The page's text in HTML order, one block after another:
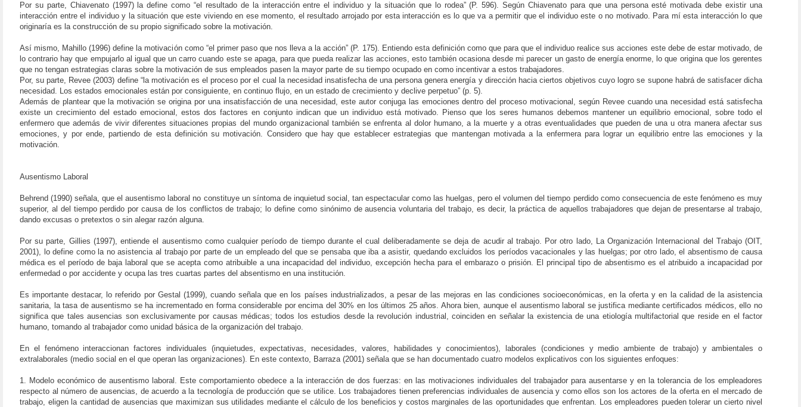
Por su parte, Chiavenato (1997) la define como “el resultado de la interacción entre el individuo y la situación que lo rodea” (P. 596). Según Chiavenato para que una persona esté motivada debe existir una
interacción entre el individuo y la situación que este viviendo en ese momento, el resultado arrojado por esta interacción es lo que va a permitir que el individuo este o no motivado. Para mí esta interacción lo que
originaría es la construcción de su propio significado sobre la motivación.
Así mismo, Mahillo (1996) define la motivación como “el primer paso que nos lleva a la acción” (P. 175). Entiendo esta definición como que para que el individuo realice sus acciones este debe de estar motivado, de
lo contrario hay que empujarlo al igual que un carro cuando este se apaga, para que pueda realizar las acciones, esto también ocasiona desde mi parecer un gasto de energía enorme, lo que origina que los gerentes
que no tengan estrategias claras sobre la motivación de sus empleados pasen la mayor parte de su tiempo ocupado en como incentivar a estos trabajadores.
Por, su parte, Revee (2003) define “la motivación es el proceso por el cual la necesidad insatisfecha de una persona genera energía y dirección hacia ciertos objetivos cuyo logro se supone habrá de satisfacer dicha
necesidad. Los estados emocionales están por consiguiente, en continuo flujo, en un estado de crecimiento y declive perpetuo” (p. 5).
Además de plantear que la motivación se origina por una insatisfacción de una necesidad, este autor conjuga las emociones dentro del proceso motivacional, según Revee cuando una necesidad está satisfecha
existe un crecimiento del estado emocional, estos dos factores en conjunto indican que un individuo está motivado. Pienso que los seres humanos debemos mantener un equilibrio emocional, sobre todo el
enfermero que además de vivir diferentes situaciones propias del mundo organizacional también se enfrenta al dolor humano, a la muerte y a otras eventualidades que pueden de una u otra manera afectar sus
emociones, y por ende, partiendo de esta definición su motivación. Considero que hay que establecer estrategias que mantengan motivada a la enfermera para lograr un equilibrio entre las emociones y la
motivación.
Ausentismo Laboral
Behrend (1990) señala, que el ausentismo laboral no constituye un síntoma de inquietud social, tan espectacular como las huelgas, pero el volumen del tiempo perdido como consecuencia de este fenómeno es muy
superior, al del tiempo perdido por causa de los conflictos de trabajo; lo define como sinónimo de ausencia voluntaria del trabajo, es decir, la práctica de aquellos trabajadores que dejan de presentarse al trabajo,
dando excusas o pretextos o sin alegar razón alguna.
Por su parte, Gillies (1997), entiende el ausentismo como cualquier período de tiempo durante el cual deliberadamente se deja de acudir al trabajo. Por otro lado, La Organización Internacional del Trabajo (OIT,
2001), lo define como la no asistencia al trabajo por parte de un empleado del que se pensaba que iba a asistir, quedando excluidos los períodos vacacionales y las huelgas; por otro lado, el absentismo de causa
médica es el período de baja laboral que se acepta como atribuible a una incapacidad del individuo, excepción hecha para el embarazo o prisión. El principal tipo de absentismo es el atribuido a incapacidad por
enfermedad o por accidente y ocupa las tres cuartas partes del absentismo en una institución.
Es importante destacar, lo referido por Gestal (1999), cuando señala que en los países industrializados, a pesar de las mejoras en las condiciones socioeconómicas, en la oferta y en la calidad de la asistencia
sanitaria, la tasa de ausentismo se ha incrementado en forma considerable por encima del 30% en los últimos 25 años. Ahora bien, aunque el ausentismo laboral se justifica mediante certificados médicos, ello no
significa que tales ausencias son exclusivamente por causas médicas; todos los estudios desde la revolución industrial, coinciden en señalar la existencia de una etiología multifactorial que reside en el factor
humano, tomando al trabajador como unidad básica de la organización del trabajo.
En el fenómeno interaccionan factores individuales (inquietudes, expectativas, necesidades, valores, habilidades y conocimientos), laborales (condiciones y medio ambiente de trabajo) y ambientales o
extralaborales (medio social en el que operan las organizaciones). En este contexto, Barraza (2001) señala que se han documentado cuatro modelos explicativos con los siguientes enfoques:
1. Modelo económico de ausentismo laboral. Este comportamiento obedece a la interacción de dos fuerzas: en las motivaciones individuales del trabajador para ausentarse y en la tolerancia de los empleadores
respecto al número de ausencias, de acuerdo a la tecnología de producción que se utilice. Los trabajadores tienen preferencias individuales de ausencia y como ellos son los actores de la oferta en el mercado de
trabajo, eligen la cantidad de ausencias que maximizan sus utilidades mediante el cálculo de los beneficios y costos marginales de las oportunidades que enfrentan. Los empleadores pueden tolerar un cierto nivel